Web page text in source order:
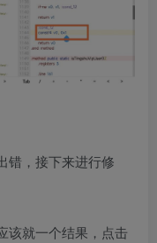
错，接下来进行修
该就一个结果，点击